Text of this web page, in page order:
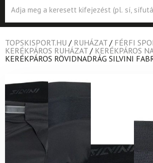
search
TOPSKISPORT.HU / RUHÁZAT / FÉRFI
KERÉKPÁROS RUHÁZAT / KERÉKPÁROS
KERÉKPÁROS RÖVIDNADRÁG SILVINI